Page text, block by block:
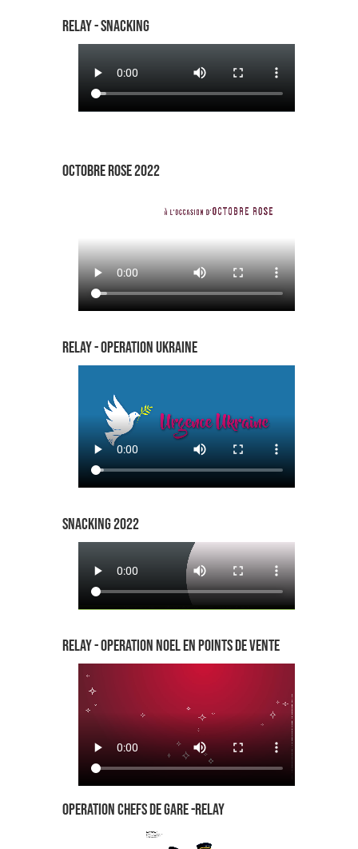
RELAY - SNACKING
OCTOBRE ROSE 2022
RELAY - OPERATION UKRAINE
SNACKING 2022
RELAY - OPERATION NOEL EN POINTS DE VENTE
OPERATION CHEFS DE GARE -RELAY